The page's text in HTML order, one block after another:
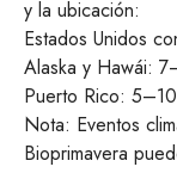
y la ubicación:
Estados Unidos
Alaska y Hawái:
Puerto Rico:
Nota: Eventos
Bioprimavera